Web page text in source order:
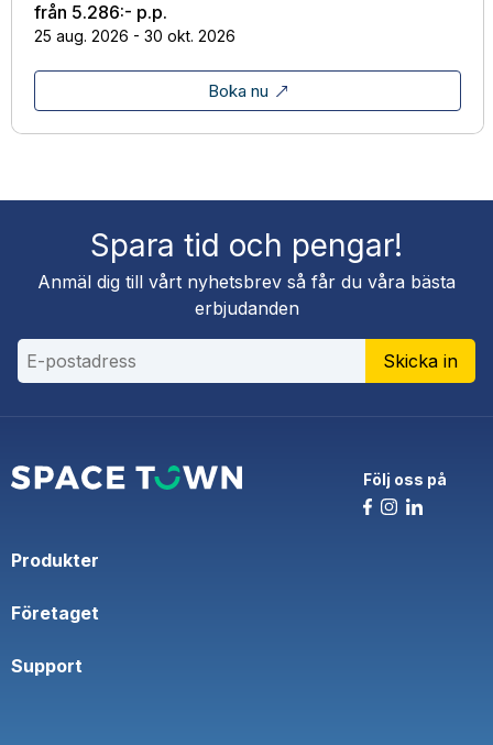
från 5.286:- p.p.
25 aug. 2026 - 30 okt. 2026
Boka nu
Spara tid och pengar!
Anmäl dig till vårt nyhetsbrev så får du våra bästa
erbjudanden
Skicka in
Följ oss på
Produkter
Företaget
Support